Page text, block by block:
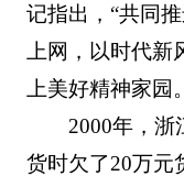
记指出，“共同
上网，以时代
上美好精神家园
2000年，浙
货时欠了20万元